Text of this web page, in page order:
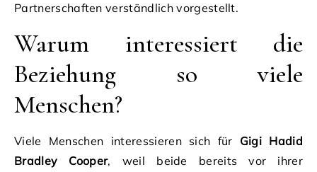
Partnerschaften verständlich vorgestellt.
Warum interessiert die
Beziehung so viele
Menschen?
Viele Menschen interessieren sich für Gigi Hadid
Bradley Cooper, weil beide bereits vor ihrer